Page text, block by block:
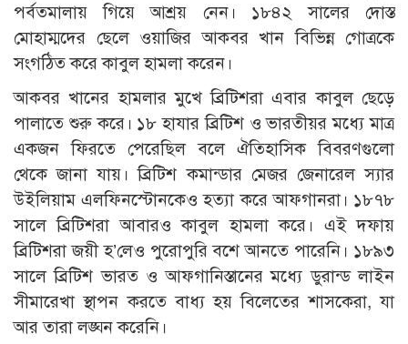
পর্বতমালায় গিয়ে আশ্রয় নেন। ১৮৪২ সালের দোস্ত
মোহাম্মদের ছেলে ওয়াজির আকবর খান বিভিন্ন গোত্রকে
সংগঠিত করে কাবুল হামলা করেন।
আকবর খানের হামলার মুখে ব্রিটিশরা এবার কাবুল ছেড়ে
পালাতে শুরু করে। ১৮ হাযার ব্রিটিশ ও ভারতীয়র মধ্যে মাত্র
একজন ফিরতে পেরেছিল বলে ঐতিহাসিক বিবরণগুলো
থেকে জানা যায়। ব্রিটিশ কমান্ডার মেজর জেনারেল স্যার
উইলিয়াম এলফিনস্টোনকেও হত্যা করে আফগানরা। ১৮৭৮
সালে ব্রিটিশরা আবারও কাবুল হামলা করে। এই দফায়
ব্রিটিশরা জয়ী হ’লেও পুরোপুরি বশে আনতে পারেনি। ১৮৯৩
সালে ব্রিটিশ ভারত ও আফগানিস্তানের মধ্যে ডুরান্ড লাইন
সীমারেখা স্থাপন করতে বাধ্য হয় বিলেতের শাসকেরা, যা
আর তারা লঙ্ঘন করেনি।